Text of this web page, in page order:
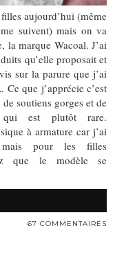
aujourd’hui (même
suivent) mais on va
la marque Wacoal. J’ai
qu’elle proposait et
sur la parure que j’ai
que j’apprécie c’est
soutiens gorges et de
est plutôt rare.
à armature car j’ai
pour les filles
que le modèle se
67 COMMENTAIRES